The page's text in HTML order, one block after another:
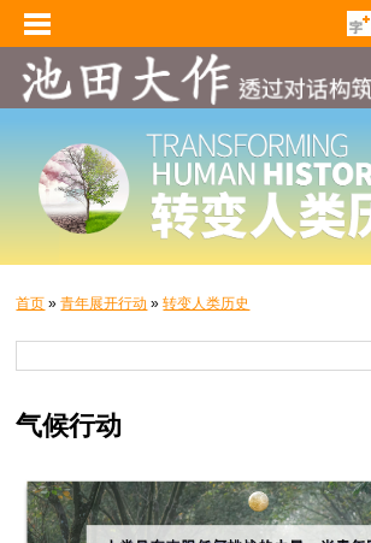
首页 »青年展开行动 »转变人类历史
气候行动